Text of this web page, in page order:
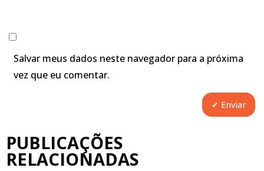
Salvar meus dados neste navegador para a próxima
vez que eu comentar.
PUBLICAÇÕES
RELACIONADAS